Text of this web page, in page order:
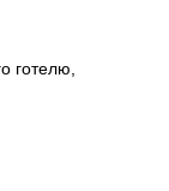
готелю,